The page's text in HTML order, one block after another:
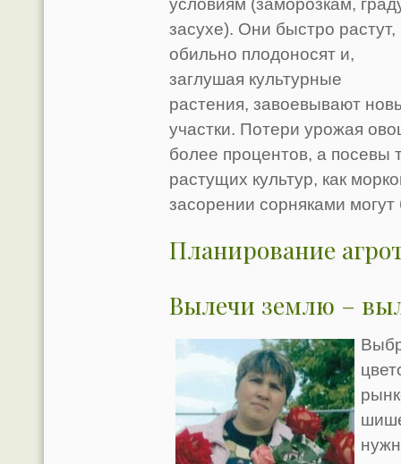
засухе). Они быстро растут,
обильно плодоносят и,
заглушая культурные
растения, завоевывают
участки. Потери урожая
более процентов, а посевы
растущих культур, как
засорении сорняками
Планирование
Вылечи землю –